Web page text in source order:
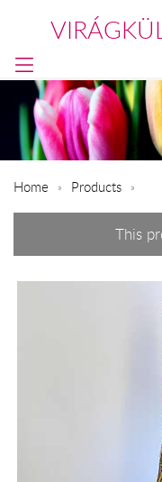
Home Products
This